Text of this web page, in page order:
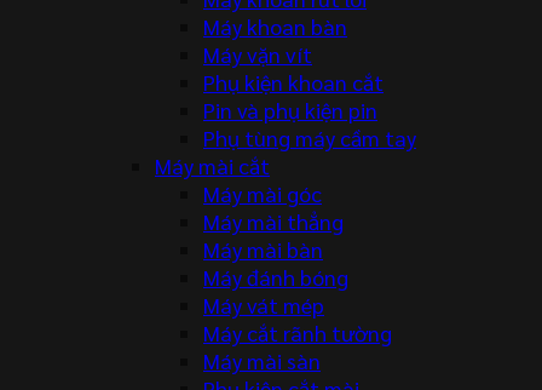
Máy khoan bàn
Máy vặn vít
Phụ kiện khoan cắt
Pin và phụ kiện pin
Phụ tùng máy cầm tay
Máy mài cắt
Máy mài góc
Máy mài thẳng
Máy mài bàn
Máy đánh bóng
Máy vát mép
Máy cắt rãnh tường
Máy mài sàn